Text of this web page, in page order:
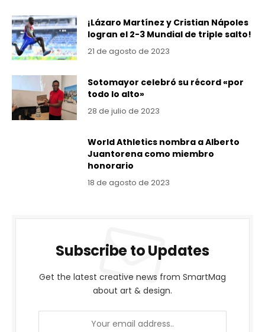
¡Lázaro Martínez y Cristian Nápoles
logran el 2-3 Mundial de triple salto!
21 de agosto de 2023
Sotomayor celebró su récord «por
todo lo alto»
28 de julio de 2023
World Athletics nombra a Alberto
Juantorena como miembro
honorario
18 de agosto de 2023
Subscribe to Updates
Get the latest creative news from SmartMag
about art & design.